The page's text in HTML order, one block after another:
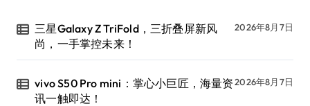
三星Galaxy Z TriFold，三折叠屏新风
尚，一手掌控未来！
2026年8月7日
vivo S50 Pro mini：掌心小巨匠，海量资
讯一触即达！
2026年8月7日